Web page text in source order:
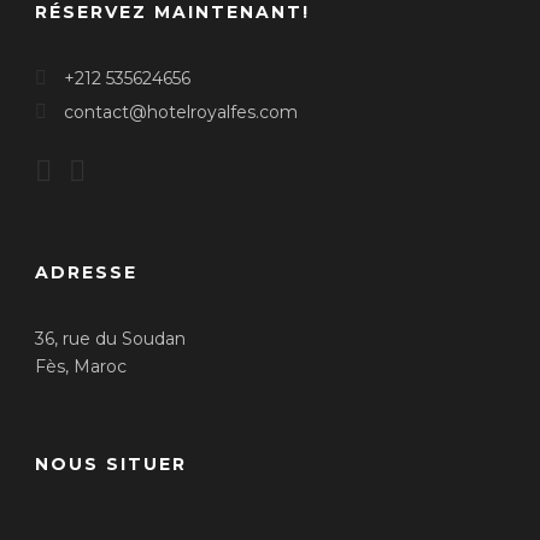
RÉSERVEZ MAINTENANT!
+212 535624656
contact@hotelroyalfes.com
ADRESSE
36, rue du Soudan
Fès, Maroc
NOUS SITUER